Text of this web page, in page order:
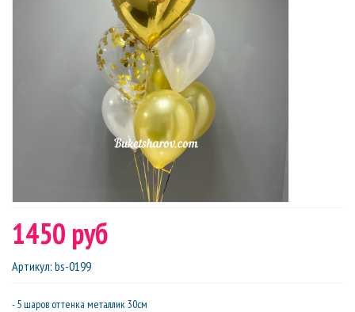
1450 руб
Артикул: bs-0199
- 5 шаров оттенка металлик 30см